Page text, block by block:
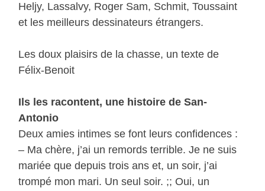
Heljy, Lassalvy, Roger Sam, Schmit, Toussaint
et les meilleurs dessinateurs étrangers.
Les doux plaisirs de la chasse, un texte de
Félix-Benoit
Ils les racontent, une histoire de San-
Antonio
Deux amies intimes se font leurs confidences :
– Ma chère, j’ai un remords terrible. Je ne suis
mariée que depuis trois ans et, un soir, j’ai
trompé mon mari. Un seul soir. ;; Oui, un